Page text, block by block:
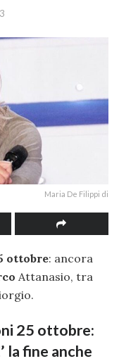
Maria De Filippi di
ottobre: ancora
Attanasio, tra
25 ottobre:
la fine anche